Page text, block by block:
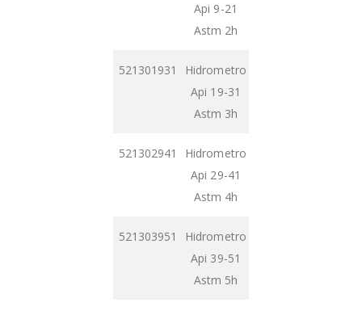
Api 9-21
Astm 2h
521301931
Hidrometro
Api 19-31
Astm 3h
521302941
Hidrometro
Api 29-41
Astm 4h
521303951
Hidrometro
Api 39-51
Astm 5h